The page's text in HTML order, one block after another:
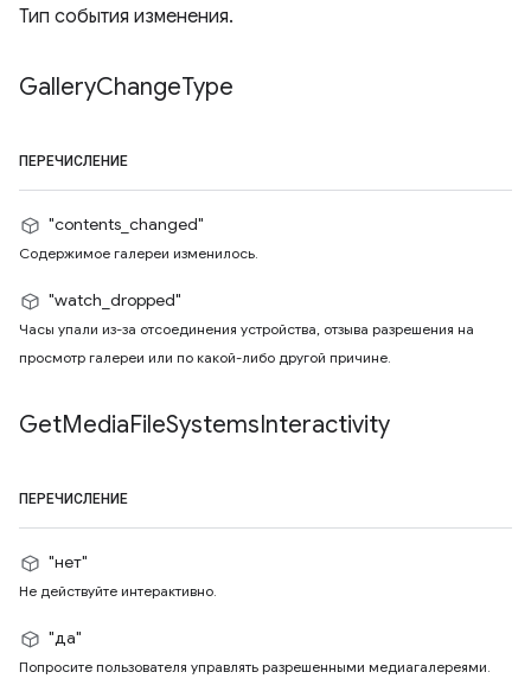
Тип события изменения.
GalleryChangeType
ПЕРЕЧИСЛЕНИЕ
"contents_changed"
Содержимое галереи изменилось.
"watch_dropped"
Часы упали из-за отсоединения устройства, отзыва разрешения на
просмотр галереи или по какой-либо другой причине.
GetMediaFileSystemsInteractivity
ПЕРЕЧИСЛЕНИЕ
"нет"
Не действуйте интерактивно.
"да"
Попросите пользователя управлять разрешенными медиагалереями.